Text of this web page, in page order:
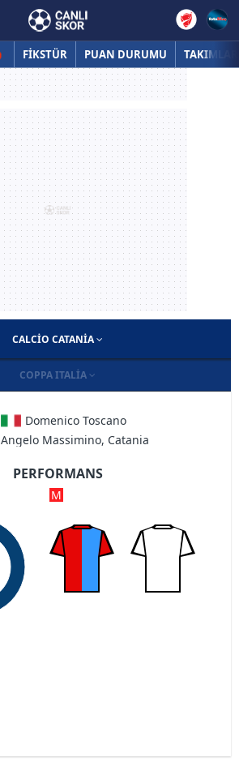
FİKSTÜR PUAN DURUMU TAKIMLAR
CALCIO CATANIA
COPPA ITALIA
Domenico Toscano
Angelo Massimino, Catania
PERFORMANS
M